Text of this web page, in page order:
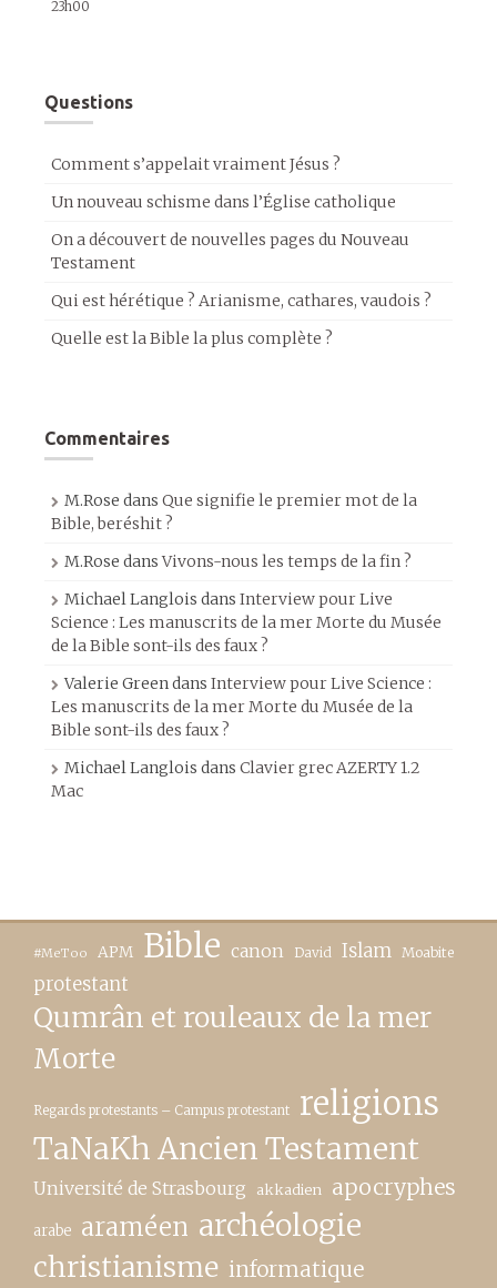
23h00
Questions
Comment s’appelait vraiment Jésus ?
Un nouveau schisme dans l’Église catholique
On a découvert de nouvelles pages du Nouveau
Testament
Qui est hérétique ? Arianisme, cathares, vaudois ?
Quelle est la Bible la plus complète ?
Commentaires
M.Rose dans Que signifie le premier mot de la
Bible, beréshit ?
M.Rose dansVivons-nous les temps de la fin ?
Michael Langlois dans Interview pour Live
Science : Les manuscrits de la mer Morte du Musée
de la Bible sont-ils des faux ?
Valerie Greendans Interview pour Live Science :
Les manuscrits de la mer Morte du Musée de la
Bible sont-ils des faux ?
Michael Langlois dans Clavier grec AZERTY 1.2
Mac
#MeToo APM Bible canon David Islam Moabite
protestant
Qumrân et rouleaux de la mer
Morte
Regards protestants – Campus protestant religions
TaNaKh Ancien Testament
Université de Strasbourg akkadien apocryphes
arabe araméen archéologie
christianisme informatique